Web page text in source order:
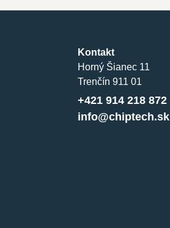
Kontakt
Horný Šianec 11
Trenčín 911 01
+421 914 218 872
info@chiptech.sk